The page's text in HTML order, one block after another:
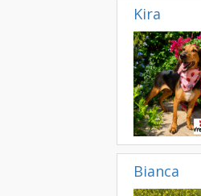
Kira
Bianca